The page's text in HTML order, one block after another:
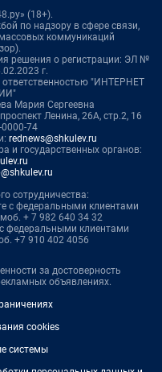
(18+).
по надзору в сфере связи,
коммуникаций
решения о регистрации: ЭЛ №
г.
ответственностью "ИНТЕРНЕТ
Мария Сергеевна
Ленина, 26А, стр.2, 16
74
rednews@shkulev.ru
и государственных органов:
сотрудничества:
с федеральными клиентами
+ 7 982 640 34 32
федеральными клиентами
+7 910 402 4056
за достоверность
объявлениях.
cookies
системы